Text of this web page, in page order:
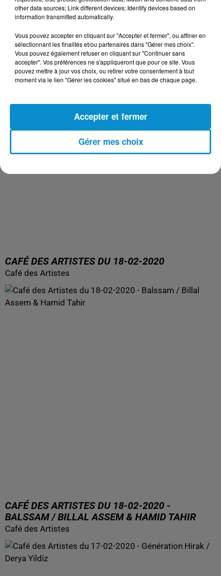
CAFÉ DES ARTISTES DU 20-02-2020
CAFÉ DES ARTISTES DU 18-02-2020
Café des Artistes
CAFÉ DES ARTISTES DU 18-02-2020 -
BALSSAM / BILLAL ASSEM & HAMID TAHIR
Café des Artistes
other data sources; Link different devices; Identify devices based on
information transmitted automatically.
Vous pouvez accepter en cliquant sur "Accepter et fermer", ou affiner en
sélectionnant les finalités et/ou partenaires dans "Gérer mes choix".
Vous pouvez également refuser en cliquant sur "Continuer sans
accepter". Vos préférences ne s'appliqueront que pour ce site. Vous
pouvez mettre à jour vos choix, ou retirer votre consentement à tout
moment via le lien "Gérer les cookies" situé en bas de chaque page.
Gérer mes choix
Accepter et fermer